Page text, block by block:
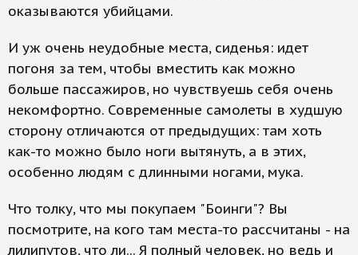
оказываются убийцами.
И уж очень неудобные места, сиденья: идет
погоня за тем, чтобы вместить как можно
больше пассажиров, но чувствуешь себя очень
некомфортно. Современные самолеты в худшую
сторону отличаются от предыдущих: там хоть
как-то можно было ноги вытянуть, а в этих,
особенно людям с длинными ногами, мука.
Что толку, что мы покупаем "Боинги"? Вы
посмотрите, на кого там места-то рассчитаны - на
лилипутов, что ли... Я полный человек, но ведь и